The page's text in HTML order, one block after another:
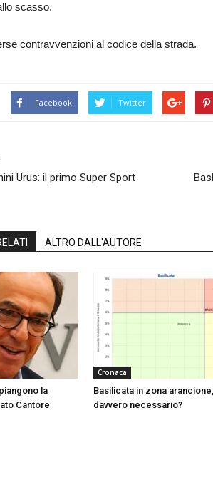
scasso.
contravvenzioni al codice della strada.
Facebook Twitter
Urus: il primo Super Sport
ALTRO DALL'AUTORE
la
Cantore
Cronaca
Basilicata in zona
davvero necessario?